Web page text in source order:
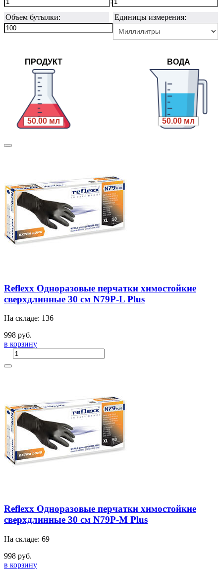
Объем бутылки:
Единицы измерения:
ПРОДУКТ
50.00 мл
ВОДА
50.00 мл
Reflexx Одноразовые перчатки химостойкие
сверхдлинные 30 см N79P-L Plus
На складе: 136
998 руб.
в корзину
Reflexx Одноразовые перчатки химостойкие
сверхдлинные 30 см N79P-M Plus
На складе: 69
998 руб.
в корзину